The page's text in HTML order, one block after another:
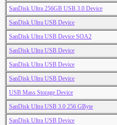
SanDisk Ultra 256GB USB 3.0 Device
SanDisk Ultra USB Device
SanDisk Ultra USB Device SOA2
SanDisk Ultra USB Device
SanDisk Ultra USB Device
SanDisk Ultra USB Device
USB Mass Storage Device
SanDisk Ultra USB 3.0 256 GByte
SanDisk Ultra USB Device